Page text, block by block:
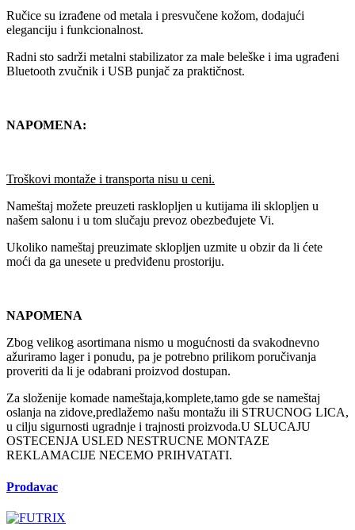
Ručice su izrađene od metala i presvučene kožom, dodajući
eleganciju i funkcionalnost.
Radni sto sadrži metalni stabilizator za male beleške i ima ugrađeni
Bluetooth zvučnik i USB punjač za praktičnost.
NAPOMENA:
Troškovi montaže i transporta nisu u ceni.
Nameštaj možete preuzeti rasklopljen u kutijama ili sklopljen u
našem salonu i u tom slučaju prevoz obezbeđujete Vi.
Ukoliko nameštaj preuzimate sklopljen uzmite u obzir da li ćete
moći da ga unesete u predviđenu prostoriju.
NAPOMENA
Zbog velikog asortimana nismo u mogućnosti da svakodnevno
ažuriramo lager i ponudu, pa je potrebno prilikom poručivanja
proveriti da li je odabrani proizvod dostupan.
Za složenije komade nameštaja,komplete,tamo gde se nameštaj
oslanja na zidove,predlažemo našu montažu ili STRUCNOG LICA,
u cilju sigurnosti ugradnje i trajnosti proizvoda.U SLUCAJU
OSTECENJA USLED NESTRUCNE MONTAZE
REKLAMACIJE NECEMO PRIHVATATI.
Prodavac